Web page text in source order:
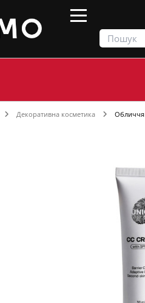
Декоративна косметика Обличчя